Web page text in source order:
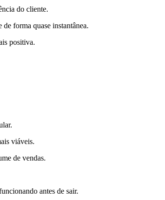
do cliente.
forma quase instantânea.
positiva.
viáveis.
de vendas.
antes de sair.